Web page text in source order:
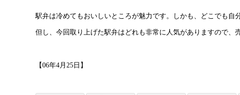
駅弁は冷めてもおいしいところが魅力です。しかも、どこでも自
但し、今回取り上げた駅弁はどれも非常に人気がありますので、
【06年4月25日】